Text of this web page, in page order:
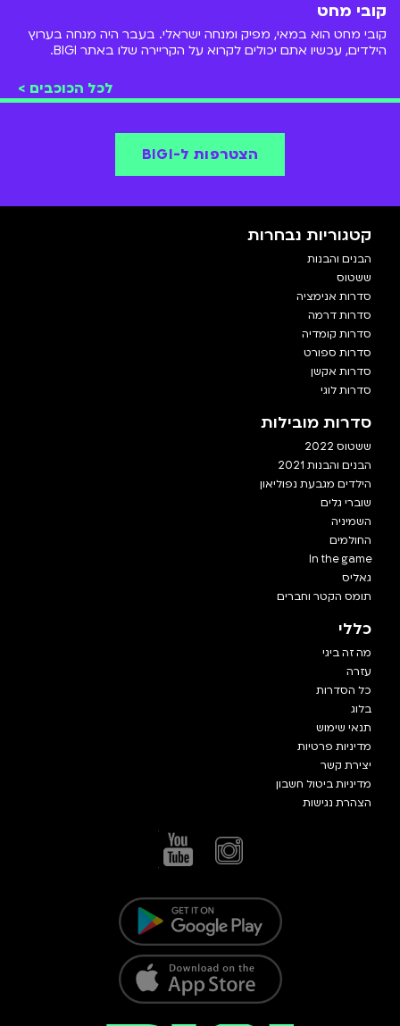
קובי מחט
קובי מחט הוא במאי, מפיק ומנחה ישראלי. בעבר היה מנחה בערוץ
הילדים, עכשיו אתם יכולים לקרוא על הקריירה שלו באתר BIGI.
לכל הכוכבים >
הצטרפות ל-BIGI
קטגוריות נבחרות
הבנים והבנות
ששטוס
סדרות אנימציה
סדרות דרמה
סדרות קומדיה
סדרות ספורט
סדרות אקשן
סדרות לוגי
סדרות מובילות
ששטוס 2022
הבנים והבנות 2021
הילדים מגבעת נפוליאון
שוברי גלים
השמיניה
החולמים
In the game
גאליס
תומס הקטר וחברים
כללי
מה זה ביגי
עזרה
כל הסדרות
בלוג
תנאי שימוש
מדיניות פרטיות
יצירת קשר
מדיניות ביטול חשבון
הצהרת נגישות